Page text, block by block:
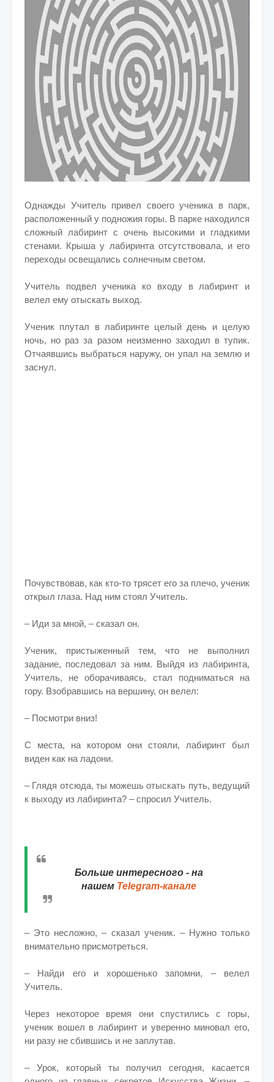
Однажды Учитель привел своего ученика в парк,
расположенный у подножия горы. В парке находился
сложный лабиринт с очень высокими и гладкими
стенами. Крыша у лабиринта отсутствовала, и его
переходы освещались солнечным светом.
Учитель подвел ученика ко входу в лабиринт и
велел ему отыскать выход.
Ученик плутал в лабиринте целый день и целую
ночь, но раз за разом неизменно заходил в тупик.
Отчаявшись выбраться наружу, он упал на землю и
заснул.
Почувствовав, как кто-то трясет его за плечо, ученик
открыл глаза. Над ним стоял Учитель.
– Иди за мной, – сказал он.
Ученик, пристыженный тем, что не выполнил
задание, последовал за ним. Выйдя из лабиринта,
Учитель, не оборачиваясь, стал подниматься на
гору. Взобравшись на вершину, он велел:
– Посмотри вниз!
С места, на котором они стояли, лабиринт был
виден как на ладони.
– Глядя отсюда, ты можешь отыскать путь, ведущий
к выходу из лабиринта? – спросил Учитель.
Больше интересного - на
нашем Telegram-канале
– Это несложно, – сказал ученик. – Нужно только
внимательно присмотреться.
– Найди его и хорошенько запомни, – велел
Учитель.
Через некоторое время они спустились с горы,
ученик вошел в лабиринт и уверенно миновал его,
ни разу не сбившись и не заплутав.
– Урок, который ты получил сегодня, касается